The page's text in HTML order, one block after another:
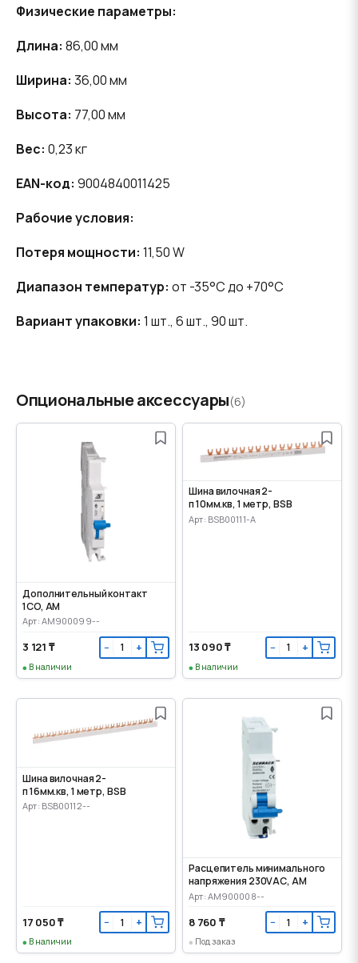
Физические параметры:
Длина: 86,00 мм
Ширина: 36,00 мм
Высота: 77,00 мм
Вес: 0,23 кг
EAN-код: 9004840011425
Рабочие условия:
Потеря мощности: 11,50 W
Диапазон температур: от -35°C до +70°C
Вариант упаковки: 1 шт., 6 шт., 90 шт.
Опциональные аксессуары(6)
Дополнительный контакт
1CO, AM
Арт: AM900099--
3 121 ₸ − +
В наличии
Шина вилочная 2-
п 10мм.кв, 1 метр, BSB
Арт: BSB00111-A
13 090 ₸ − +
В наличии
Шина вилочная 2-
п 16мм.кв, 1 метр, BSB
Арт: BSB00112--
17 050 ₸ − +
В наличии
Расцепитель минимального
напряжения 230VАС, AM
Арт: AM900008--
8 760 ₸ − +
Под заказ